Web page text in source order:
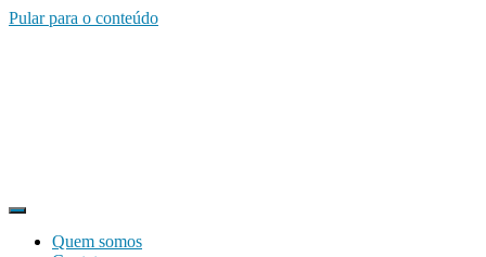
Pular para o conteúdo
Quem somos